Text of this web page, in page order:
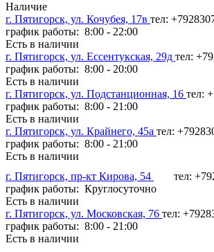
Наличие
г. Пятигорск, ул. Кочубея, 17в тел:
график работы: 8:00 - 22:00
Есть в наличии
г. Пятигорск, ул. Ессентукская, 29д тел:
график работы: 8:00 - 20:00
Есть в наличии
г. Пятигорск, ул. Подстанционная, 16 тел:
график работы: 8:00 - 21:00
Есть в наличии
г. Пятигорск, ул. Крайнего, 45а тел:
график работы: 8:00 - 21:00
Есть в наличии
г. Пятигорск, пр-кт Кирова, 54
тел:
график работы: Круглосуточно
Есть в наличии
г. Пятигорск, ул. Московская, 76 тел:
график работы: 8:00 - 21:00
Есть в наличии